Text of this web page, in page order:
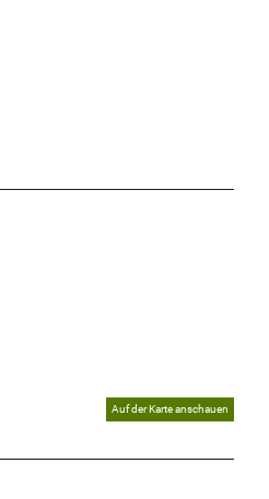
Auf der Karte anschauen